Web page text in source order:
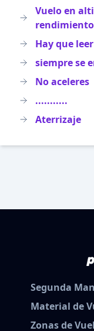
Vuelo en
Hay que
siempre se
No aceleres
...........
Aterrizaje
Segunda
Material de
Zonas de